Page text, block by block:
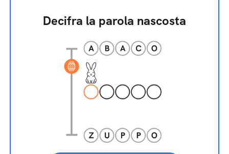
Decifra la parola nascosta